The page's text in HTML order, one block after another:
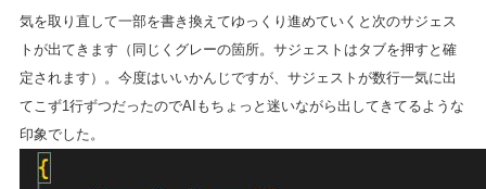
気を取り直して一部を書き換えてゆっくり進めていくと次のサジェス
トが出てきます（同じくグレーの箇所。サジェストはタブを押すと確
定されます）。今度はいいかんじですが、サジェストが数行一気に出
てこず1行ずつだったのでAIもちょっと迷いながら出してきてるような
印象でした。